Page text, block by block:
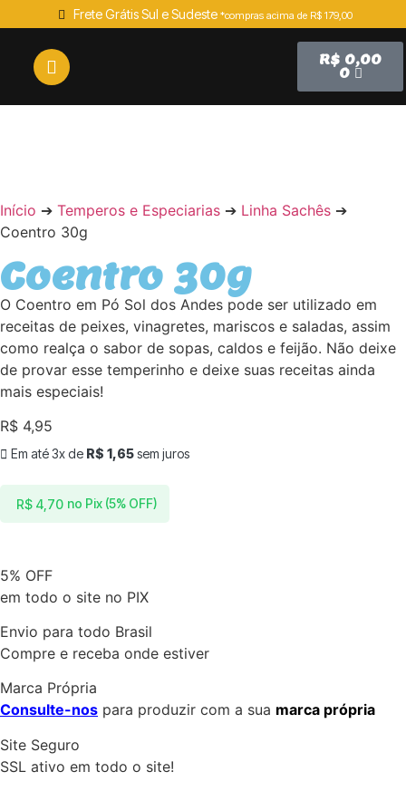
Frete Grátis Sul e Sudeste*compras acima de R$ 179,00
R$ 0,00
0
Início ➔ Temperos e Especiarias ➔ Linha Sachês ➔
Coentro 30g
Coentro 30g
O Coentro em Pó Sol dos Andes pode ser utilizado em
receitas de peixes, vinagretes, mariscos e saladas, assim
como realça o sabor de sopas, caldos e feijão. Não deixe
de provar esse temperinho e deixe suas receitas ainda
mais especiais!
R$ 4,95
R$4,70 no Pix (5% OFF)
Em até 3x de R$ 1,65sem juros
5% OFF
em todo o site no PIX
Envio para todo Brasil
Compre e receba onde estiver
Marca Própria
Consulte-nos para produzir com a sua marca própria
Site Seguro
SSL ativo em todo o site!